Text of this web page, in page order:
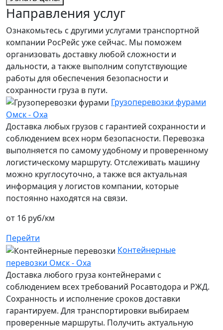
Направления услуг
Ознакомьтесь с другими услугами транспортной
компании РосРейс уже сейчас. Мы поможем
организовать доставку любой сложности и
дальности, а также выполним сопутствующие
работы для обеспечения безопасности и
сохранности груза в пути.
Грузоперевозки фурами
Омск - Оха
Доставка любых грузов с гарантией сохранности и
соблюдением всех норм безопасности. Перевозка
выполняется по самому удобному и проверенному
логистическому маршруту. Отслеживать машину
можно круглосуточно, а также вся актуальная
информация у логистов компании, которые
постоянно находятся на связи.
от 16 руб/км
Перейти
Контейнерные
перевозки Омск - Оха
Доставка любого груза контейнерами с
соблюдением всех требований Росавтодора и РЖД.
Сохранность и исполнение сроков доставки
гарантируем. Для транспортировки выбираем
проверенные маршруты. Получить актуальную